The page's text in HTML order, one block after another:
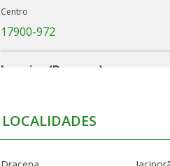
Centro
17900-972
Jamaica (Dracena)
AGC Jamaica, Rua Nogueira 265
LOCALIDADES